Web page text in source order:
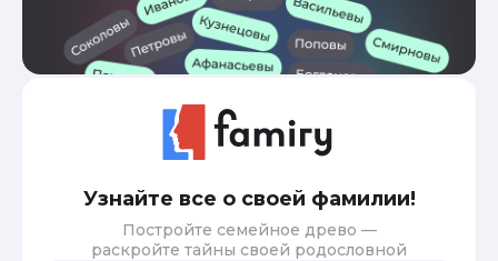
Узнайте все о своей фамилии!
Постройте семейное древо —
раскройте тайны своей родословной